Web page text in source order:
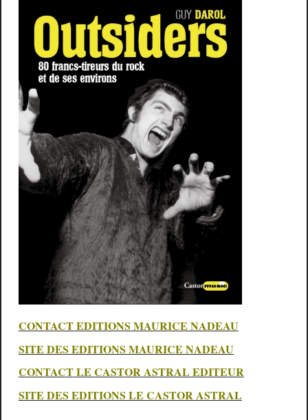
CONTACT EDITIONS MAURICE NADEAU
SITE DES EDITIONS MAURICE NADEAU
CONTACT LE CASTOR ASTRAL EDITEUR
SITE DES EDITIONS LE CASTOR ASTRAL